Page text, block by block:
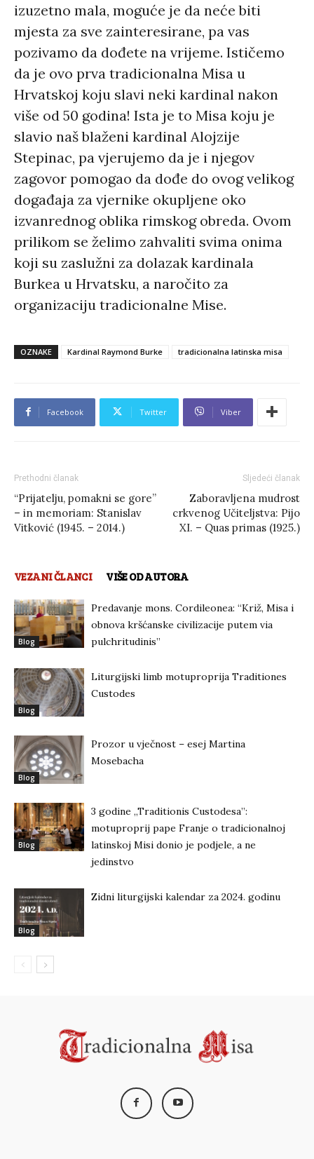
izuzetno mala, moguće je da neće biti
mjesta za sve zainteresirane, pa vas
pozivamo da dođete na vrijeme. Ističemo
da je ovo prva tradicionalna Misa u
Hrvatskoj koju slavi neki kardinal nakon
više od 50 godina! Ista je to Misa koju je
slavio naš blaženi kardinal Alojzije
Stepinac, pa vjerujemo da je i njegov
zagovor pomogao da dođe do ovog velikog
događaja za vjernike okupljene oko
izvanrednog oblika rimskog obreda. Ovom
prilikom se želimo zahvaliti svima onima
koji su zaslužni za dolazak kardinala
Burkea u Hrvatsku, a naročito za
organizaciju tradicionalne Mise.
OZNAKE Kardinal Raymond Burke tradicionalna latinska misa
Facebook Twitter Viber
Prethodni članak
“Prijatelju, pomakni se gore”
– in memoriam: Stanislav
Vitković (1945. – 2014.)
Sljedeći članak
Zaboravljena mudrost
crkvenog Učiteljstva: Pijo
XI. – Quas primas (1925.)
VEZANI ČLANCI VIŠE OD AUTORA
Blog
Predavanje mons. Cordileonea: “Križ, Misa i
obnova kršćanske civilizacije putem via
pulchritudinis”
Blog
Liturgijski limb motuproprija Traditiones
Custodes
Blog
Prozor u vječnost – esej Martina
Mosebacha
Blog
3 godine „Traditionis Custodesa”:
motuproprij pape Franje o tradicionalnoj
latinskoj Misi donio je podjele, a ne
jedinstvo
Blog
Zidni liturgijski kalendar za 2024. godinu